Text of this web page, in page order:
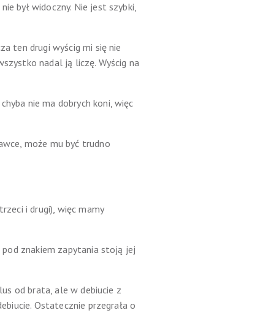
był widoczny. Nie jest szybki,
ten drugi wyścig mi się nie
nadal ją liczę. Wyścig na
nie ma dobrych koni, więc
może mu być trudno
i drugi), więc mamy
pod znakiem zapytania stoją jej
od brata, ale w debiucie z
Ostatecznie przegrała o